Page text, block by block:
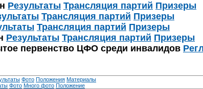
Результаты Трансляция партий Призеры
Трансляция партий Призеры
Трансляция партий Призеры
Результаты Трансляция партий Призеры
первенство ЦФО среди инвалидов
Фото Положения Материалы
Фото Много фото Положение